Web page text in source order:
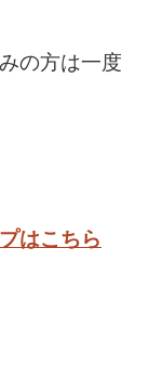
の方は一度
はこちら